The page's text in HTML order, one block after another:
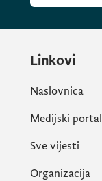
Linkovi
Naslovnica
Medijski portal
Sve vijesti
Organizacija